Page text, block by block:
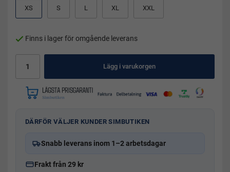
XS S L XL XXL
Finns i lager för omgående leverans
Lägg i varukorgen
DÄRFÖR VÄLJER KUNDER SIMBUTIKEN
Snabb leverans inom 1–2 arbetsdagar
Frakt från 29 kr